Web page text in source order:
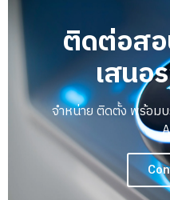
ติดต่อสอ
เสนอ
จำหน่าย ติดตั้ง พร้อม